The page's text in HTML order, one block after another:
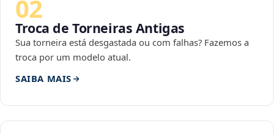
02
Troca de Torneiras Antigas
Sua torneira está desgastada ou com falhas? Fazemos a
troca por um modelo atual.
SAIBA MAIS